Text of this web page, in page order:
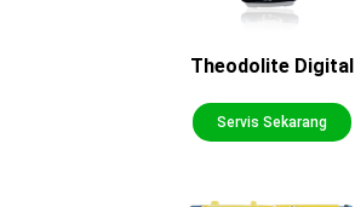
Theodolite Digital
Servis Sekarang